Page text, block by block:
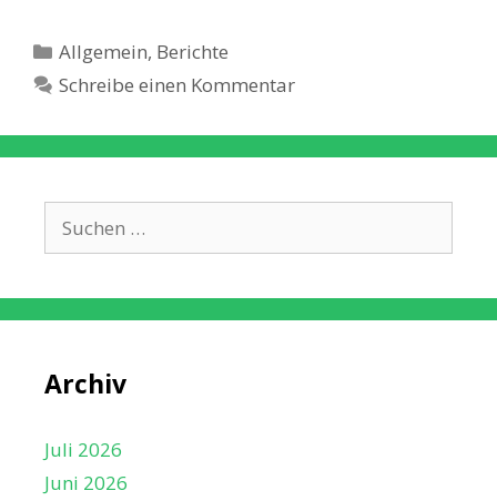
Kategorien
Allgemein, Berichte
Schreibe einen Kommentar
nach:
Archiv
Juli 2026
Juni 2026